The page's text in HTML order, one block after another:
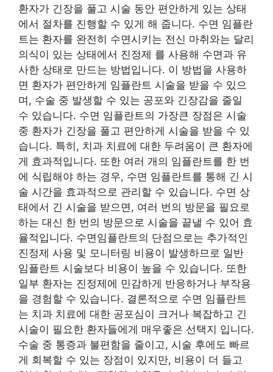
환자가 긴장을 풀고 시술 동안 편안하게 있는 상태
에서 절차를 진행할 수 있게 해 줍니다. 수면 임플란
트는 환자를 완전히 수면시키는 전신 마취와는 달리
의식이 있는 상태에서 진정제 를 사용해 수면과 유
사한 상태로 만드는 방법입니다. 이 방법을 사용하
면 환자가 편안하게 임플란트 시술을 받을 수 있으
며, 수술 중 발생할 수 있는 공포와 긴장감을 줄일
수 있습니다. 수면 임플란트의 가장큰 장점은 시술
중 환자가 긴장을 풀고 편안하게 시술을 받을 수 있
습니다. 특히, 치과 치료에 대한 두려움이 큰 환자에
게 효과적입니다. 또한 여러 개의 임플란트를 한 번
에 식립해야 하는 경우, 수면 임플란트를 통해 긴 시
술 시간을 효과적으로 관리할 수 있습니다. 수면 상
태에서 긴 시술을 받으면, 여러 번의 방문을 필요로
하는 대신 한 번의 방문으로 시술을 끝낼 수 있어 효
율적입니다. 수면임플란트의 단점으로는 추가적인
진정제 사용 및 모니터링 비용이 발생하므로 일반
임플란트 시술보다 비용이 높을 수 있습니다. 또한
일부 환자는 진정제에 민감하게 반응하거나 부작용
을 경험할 수 있습니다. 결론적으로 수면 임플란트
는 치과 치료에 대한 공포심이 크거나 복잡하고 긴
시술이 필요한 환자들에게 매우좋은 선택지 입니다.
수술 중 통증과 불편함을 줄이고, 시술 후에도 빠르
게 회복할 수 있는 장점이 있지만, 비용이 더 들고